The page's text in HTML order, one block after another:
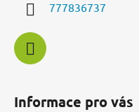
777836737
Informace pro vás